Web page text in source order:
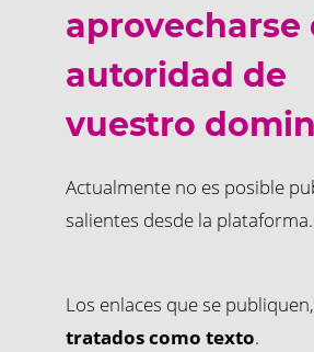
aprovecharse
autoridad de
vuestro
Actualmente no es posible
salientes desde la plataforma.
Los enlaces que se publiquen,
tratados como texto.